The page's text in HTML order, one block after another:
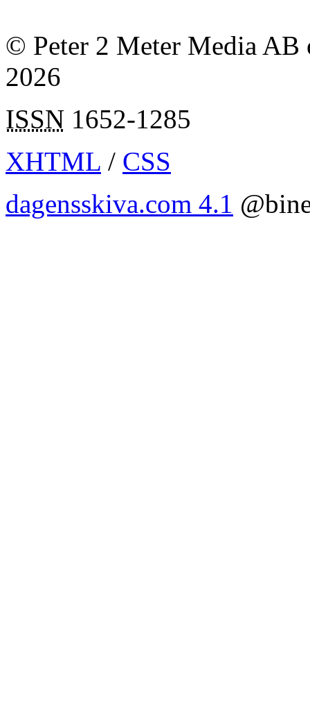
© Peter 2 Meter Media AB
2026
ISSN 1652-1285
XHTML / CSS
dagensskiva.com 4.1